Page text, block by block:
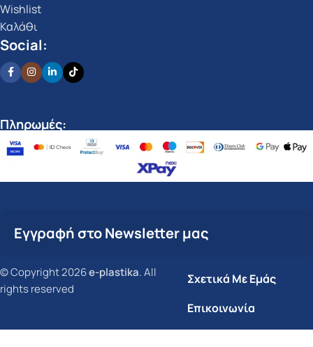
Wishlist
Καλάθι
Social:
Πληρωμές:
Εγγραφή στο Newsletter μας
© Copyright 2026e-plastika. All
rights reserved
Σχετικά Με Εμάς
Επικοινωνία